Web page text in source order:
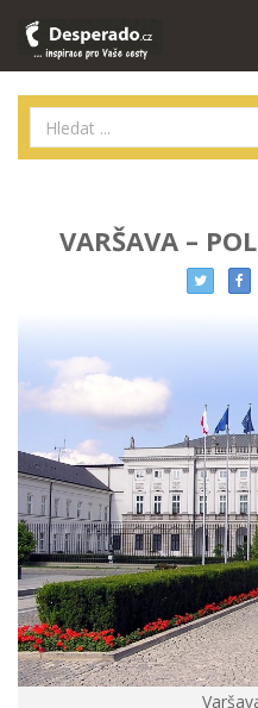
VARŠAVA –